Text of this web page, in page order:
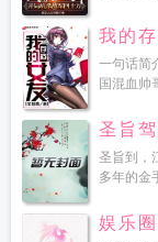
我的
一句话简
国混血帅
圣旨驾
圣旨到，
多年的金
娱乐